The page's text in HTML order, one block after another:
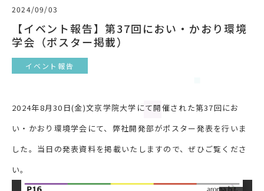
2024/09/03
【イベント報告】第37回におい・かおり環境
学会（ポスター掲載）
イベント報告
2024年8月30日(金)文京学院大学にて開催された第37回にお
い・かおり環境学会にて、弊社開発部がポスター発表を行いま
した。当日の発表資料を掲載いたしますので、ぜひご覧くださ
い。